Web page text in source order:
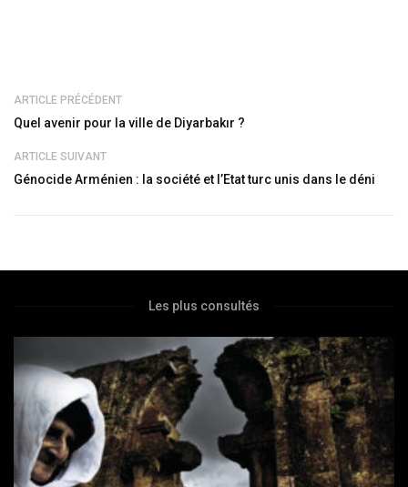
ARTICLE PRÉCÉDENT
Quel avenir pour la ville de Diyarbakır ?
ARTICLE SUIVANT
Génocide Arménien : la société et l’Etat turc unis dans le déni
Les plus consultés